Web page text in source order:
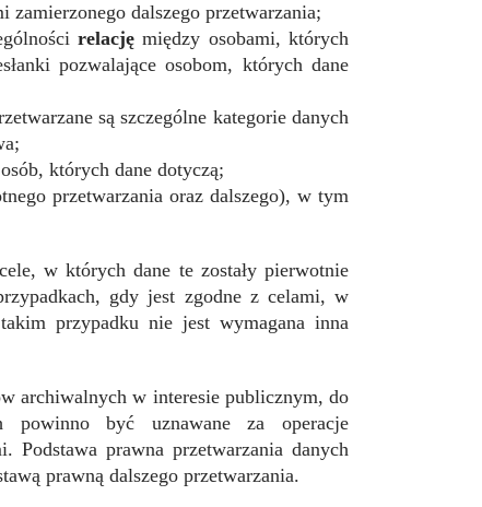
zamierzonego dalszego przetwarzania;
relację między osobami, których
pozwalające osobom, których dane
są szczególne kategorie danych
których dane dotyczą;
przetwarzania oraz dalszego), w tym
w których dane te zostały pierwotnie
gdy jest zgodne z celami, w
przypadku nie jest wymagana inna
archiwalnych w interesie publicznym, do
powinno być uznawane za operacje
prawna przetwarzania danych
prawną dalszego przetwarzania.